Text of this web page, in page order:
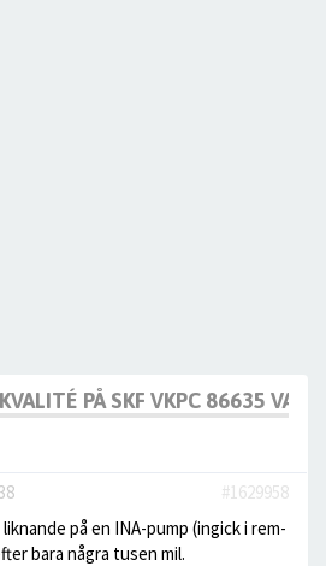
PÅ SKF VKPC 86635
#1629958
på en INA-pump (ingick i rem-
bara några tusen mil.